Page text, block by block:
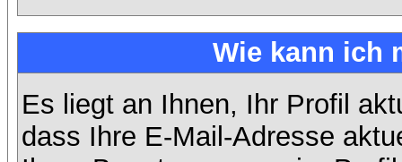
Wie kann ich
Es liegt an Ihnen, Ihr Profil
dass Ihre E-Mail-Adresse